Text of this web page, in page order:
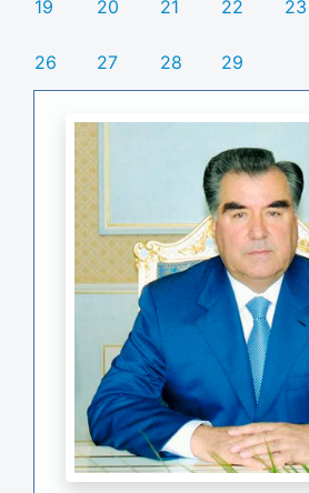
19 20 21 22 23
26 27 28 29